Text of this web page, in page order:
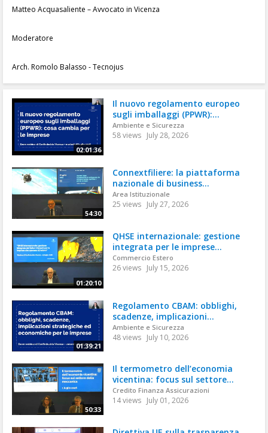
Matteo Acquasaliente – Avvocato in Vicenza
Moderatore
Arch. Romolo Balasso - Tecnojus
02:01:36
Il nuovo regolamento europeo
sugli imballaggi (PPWR):...
Ambiente e Sicurezza
58 views July 28, 2026
54:30
Connextfiliere: la piattaforma
nazionale di business...
Area Istituzionale
25 views July 27, 2026
01:20:10
QHSE internazionale: gestione
integrata per le imprese...
Commercio Estero
26 views July 15, 2026
01:39:21
Regolamento CBAM: obblighi,
scadenze, implicazioni...
Ambiente e Sicurezza
48 views July 10, 2026
50:33
Il termometro dell’economia
vicentina: focus sul settore...
Credito Finanza Assicurazioni
14 views July 01, 2026